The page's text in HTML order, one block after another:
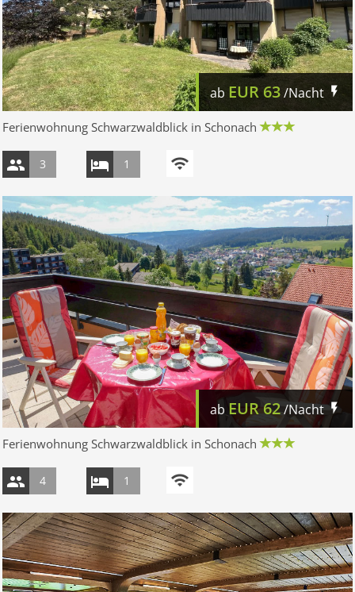
ab EUR 63/Nacht
Ferienwohnung Schwarzwaldblick in Schonach
3 1
ab EUR62/Nacht
Ferienwohnung Schwarzwaldblick in Schonach
4 1